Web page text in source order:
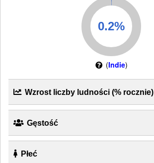
(Indie)
Wzrost liczby ludności (% rocznie)
Gęstość
Płeć